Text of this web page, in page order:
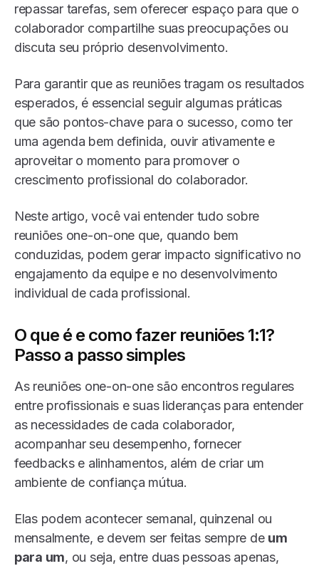
repassar tarefas, sem oferecer espaço para que o
colaborador compartilhe suas preocupações ou
discuta seu próprio desenvolvimento.
Para garantir que as reuniões tragam os resultados
esperados, é essencial seguir algumas práticas
que são pontos-chave para o sucesso, como ter
uma agenda bem definida, ouvir ativamente e
aproveitar o momento para promover o
crescimento profissional do colaborador.
Neste artigo, você vai entender tudo sobre
reuniões one-on-one que, quando bem
conduzidas, podem gerar impacto significativo no
engajamento da equipe e no desenvolvimento
individual de cada profissional.
O que é e como fazer reuniões 1:1?
Passo a passo simples
As reuniões one-on-one são encontros regulares
entre profissionais e suas lideranças para entender
as necessidades de cada colaborador,
acompanhar seu desempenho, fornecer
feedbacks e alinhamentos, além de criar um
ambiente de confiança mútua.
Elas podem acontecer semanal, quinzenal ou
mensalmente, e devem ser feitas sempre de um
para um, ou seja, entre duas pessoas apenas,